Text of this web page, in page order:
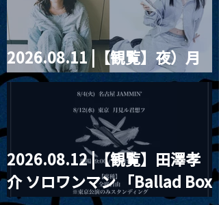
2026.08.11 |【観覧】夜）月
見ル君想フpre. Sugar Shock
2026.08.12 |【観覧】田澤孝
介 ソロワンマン 「Ballad Box